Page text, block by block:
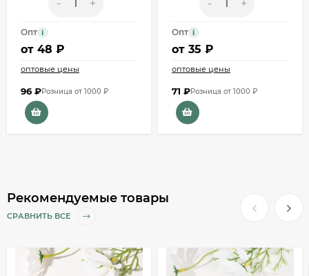
- +
Опт i
от 48 ₽
оптовые цены
96 ₽Розница от 1000 ₽
- +
Опт i
от 35 ₽
оптовые цены
71 ₽Розница от 1000 ₽
Рекомендуемые товары
СРАВНИТЬ ВСЕ